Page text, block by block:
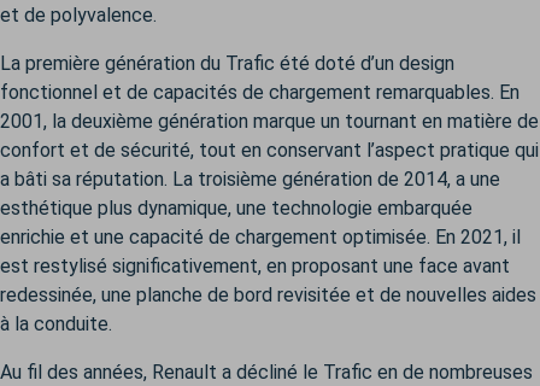
et de polyvalence.
La première génération du Trafic été doté d’un design
fonctionnel et de capacités de chargement remarquables. En
2001, la deuxième génération marque un tournant en matière de
confort et de sécurité, tout en conservant l’aspect pratique qui
a bâti sa réputation. La troisième génération de 2014, a une
esthétique plus dynamique, une technologie embarquée
enrichie et une capacité de chargement optimisée. En 2021, il
est restylisé significativement, en proposant une face avant
redessinée, une planche de bord revisitée et de nouvelles aides
à la conduite.
Au fil des années, Renault a décliné le Trafic en de nombreuses